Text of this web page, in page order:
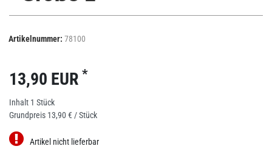
Artikelnummer: 78100
13,90 EUR *
Inhalt 1 Stück
Grundpreis 13,90 € / Stück
Artikel nicht lieferbar